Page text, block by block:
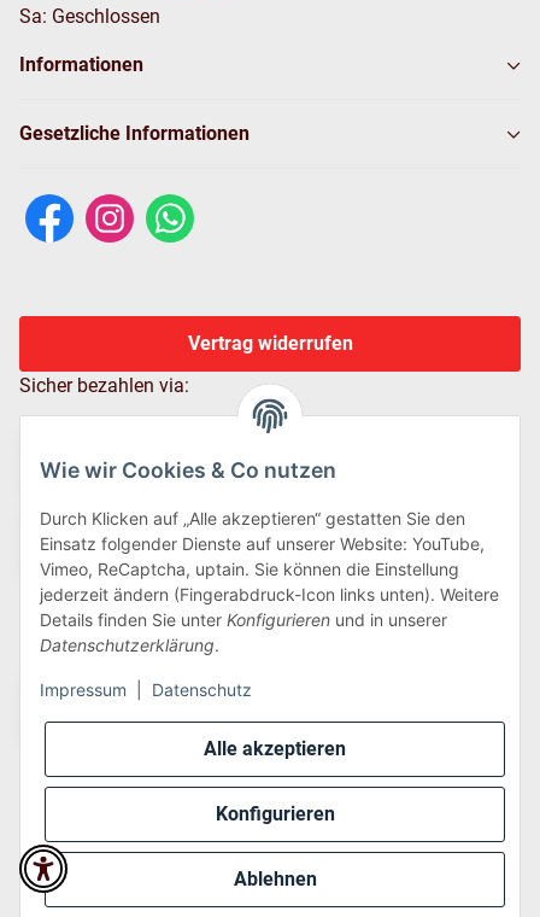
Alle akzeptieren
Konfigurieren
Ablehnen
Wie wir Cookies & Co nutzen
Durch Klicken auf „Alle akzeptieren“ gestatten Sie den
Einsatz folgender Dienste auf unserer Website: YouTube,
Vimeo, ReCaptcha, uptain. Sie können die Einstellung
jederzeit ändern (Fingerabdruck-Icon links unten). Weitere
Details finden Sie unter Konfigurieren und in unserer
Datenschutzerklärung.
Impressum Datenschutz
Sa: Geschlossen
Informationen
Gesetzliche Informationen
Vertrag widerrufen
Sicher bezahlen via:
Wir versenden via:
* Alle Preise inkl. gesetzlicher USt., zzgl.Versand
Perfected byDreizack Medien